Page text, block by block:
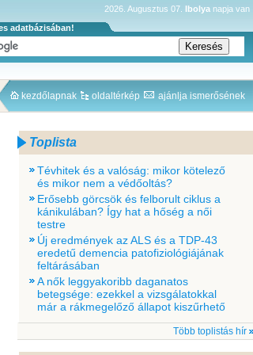
2026. Augusztus 07. Ibolya napja van
adatbázisában!
kezdőlapnak oldaltérkép ajánlja ismerősének
Toplista
Tévhitek és a valóság: mikor kötelező
és mikor nem a védőoltás?
Erősebb görcsök és felborult ciklus a
kánikulában? Így hat a hőség a női
testre
Új eredmények az ALS és a TDP-43
eredetű demencia patofiziológiájának
feltárásában
A nők leggyakoribb daganatos
betegsége: ezekkel a vizsgálatokkal
már a rákmegelőző állapot kiszűrhető
Több toplistás hír